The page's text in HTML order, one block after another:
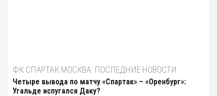
ФК СПАРТАК МОСКВА: ПОСЛЕДНИЕ НОВОСТИ
Четыре вывода по матчу «Спартак» – «Оренбург»:
Угальде испугался Даку?